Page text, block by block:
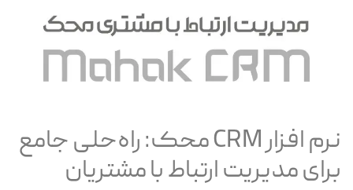
نرم افزار CRM محک: راه‌حلی جامع
برای مدیریت ارتباط با مشتریان